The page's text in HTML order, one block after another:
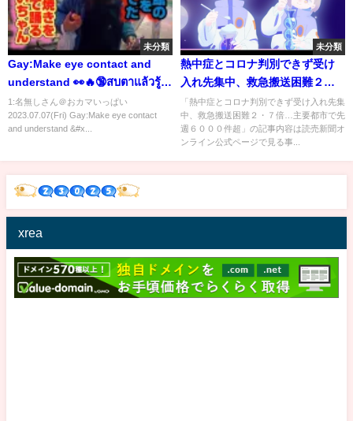
未分類
Gay:Make eye contact and
understand 👀🔥🔞สบตาแล้วรู้
ใจ🔞เล่ยเล่ย & จางผานฮู
#kuaishou #lb #foryou #gay
1:名無しさん＠おカマいっぱい
2023.07.07(Fri) Gay:Make eye contact
and understand &#x...
未分類
熱中症とコロナ判別できず受け
入れ先集中、救急搬送困難２・
７倍…主要都市で先週６０００
件超
「熱中症とコロナ判別できず受け入れ先集
中、救急搬送困難２・７倍…主要都市で先
週６０００件超」の記事内容は読売新聞オ
ンライン公式ページで見る事...
xrea